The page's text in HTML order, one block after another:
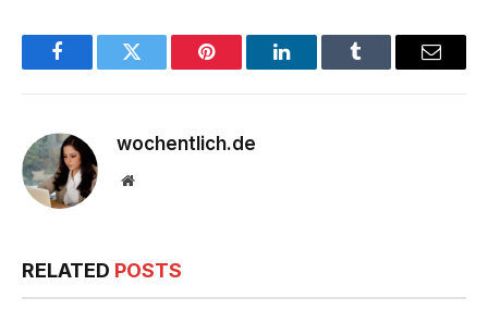
FacebookTwitter Pinterest LinkedInTumblr Email
wochentlich.de
Website
RELATED POSTS